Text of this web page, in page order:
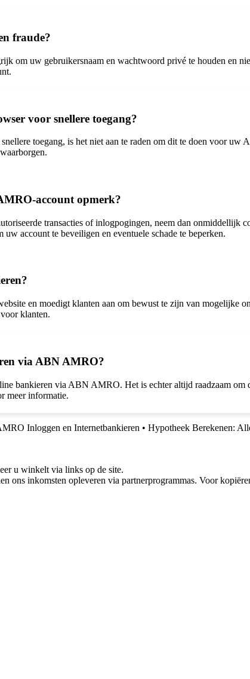
fraude?
om uw gebruikersnaam en wachtwoord privé te houden en
voor snellere toegang?
toegang, is het niet aan te raden om dit te doen voor
account opmerk?
transacties of inlogpogingen, neem dan onmiddellijk
account te beveiligen en eventuele schade te beperken.
en moedigt klanten aan om bewust te zijn van mogelijke
klanten.
via ABN AMRO?
bankieren via ABN AMRO. Het is echter altijd raadzaam om
meer informatie.
Inloggen en Internetbankieren • Hypotheek Berekenen:
u winkelt via links op de site.
ons inkomsten opleveren via partnerprogrammas. Voor